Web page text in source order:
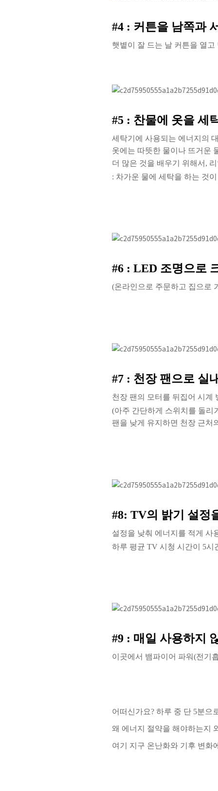
#4 : 커튼을 남쪽과
햇볕이 잘 드는 날 커튼을 열
#5 : 찬물에 옷을 세
세탁기에 사용되는 에너지의
옷에는 따뜻한 물이나 뜨거운
더 많은 것을 배우기 위해서 ,
: 차가운 물에 세 탁을 하는 것이
#6 : LED 조명으로
(온라인으로 주문하고 집으로
#7 : 천장 팬으로 실
천장 팬의 모터를 뒤집어 시계
(아주 간단하게 스위 치 를 돌리
팬을 낮게 유지하면 천장 근처
#8: TV의 밝기 설정
설정을 낮춰 에너지를 적게 사
하루 평균 TV 시 청 시 간이 5시
#9 : 매일 사용하지
이 곳에서 뱀파이어 파워(전 기
어떠신가요? 하루 중 단 5분으
왜 에너지 절약을 해야하는지
여기 지구 온난화와 기후 변 화